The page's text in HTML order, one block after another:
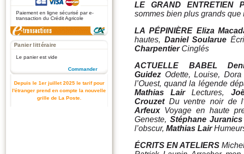
Paiement en ligne sécurisé par e-
transaction du Crédit Agricole
Panier littéraire
Le panier est vide
Commander
Depuis le 1er juillet 2025 le tarif pour
l'étranger prend en compte la nouvelle
grille de La Poste.
LE GRAND ENTRETIEN
sommes bien plus grands que
LA PÉPINIÈRE Eliza
hautes, Daniel Soularue
CharpentierCinglés
ACTUELLE BABEL
Guidez Odette, Louise,
l’Ouest, quand la légende
Mathias LairLectures,
Crouzet Du ventre noir de
ArfeuxVoyage en haute
Geneste, Stéphane Juranics
l’obscur, Mathias LairHumeur
ÉCRITS EN ATELIERS